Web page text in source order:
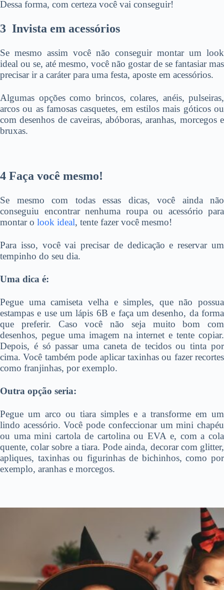
Dessa forma, com certeza você vai conseguir!
3 Invista em acessórios
Se mesmo assim você não conseguir montar um look
ideal ou se, até mesmo, você não gostar de se fantasiar mas
precisar ir a caráter para uma festa, aposte em acessórios.
Algumas opções como brincos, colares, anéis, pulseiras,
arcos ou as famosas casquetes, em estilos mais góticos ou
com desenhos de caveiras, abóboras, aranhas, morcegos e
bruxas.
4 Faça você mesmo!
Se mesmo com todas essas dicas, você ainda não
conseguiu encontrar nenhuma roupa ou acessório para
montar o look ideal, tente fazer você mesmo!
Para isso, você vai precisar de dedicação e reservar um
tempinho do seu dia.
Uma dica é:
Pegue uma camiseta velha e simples, que não possua
estampas e use um lápis 6B e faça um desenho, da forma
que preferir. Caso você não seja muito bom com
desenhos, pegue uma imagem na internet e tente copiar.
Depois, é só passar uma caneta de tecidos ou tinta por
cima. Você também pode aplicar taxinhas ou fazer recortes
como franjinhas, por exemplo.
Outra opção seria:
Pegue um arco ou tiara simples e a transforme em um
lindo acessório. Você pode confeccionar um mini chapéu
ou uma mini cartola de cartolina ou EVA e, com a cola
quente, colar sobre a tiara. Pode ainda, decorar com glitter,
apliques, taxinhas ou figurinhas de bichinhos, como por
exemplo, aranhas e morcegos.